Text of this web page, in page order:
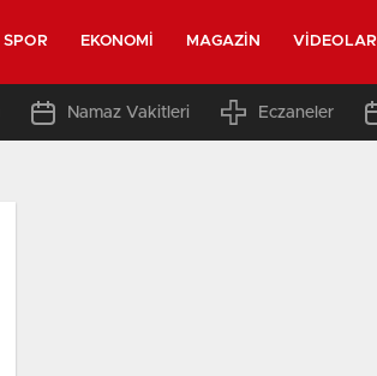
SPOR EKONOMI MAGAZIN VIDEOLAR
Namaz Vakitleri Eczaneler